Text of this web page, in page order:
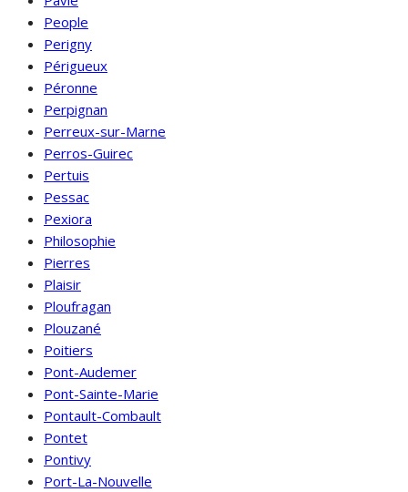
People
Perigny
Périgueux
Péronne
Perpignan
Perreux-sur-Marne
Perros-Guirec
Pertuis
Pessac
Pexiora
Philosophie
Pierres
Plaisir
Ploufragan
Plouzané
Poitiers
Pont-Audemer
Pont-Sainte-Marie
Pontault-Combault
Pontet
Pontivy
Port-La-Nouvelle